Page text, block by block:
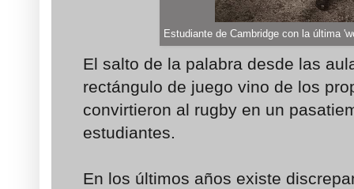
Estudiante de Cambridge con la última
El salto de la palabra desde las
rectángulo de juego vino de los
convirtieron al rugby en un
estudiantes.
En los últimos años existe